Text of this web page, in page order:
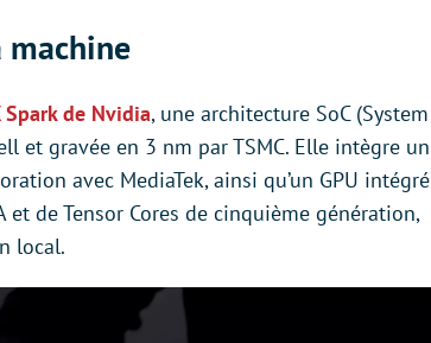
machine
Spark de Nvidia, une architecture SoC (System
et gravée en 3 nm par TSMC. Elle intègre un
avec MediaTek, ainsi qu’un GPU intégré
de Tensor Cores de cinquième génération,
local.